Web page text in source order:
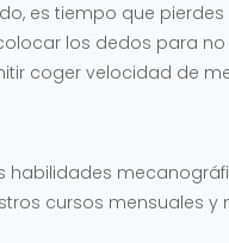
es tiempo que
los dedos para
coger velocidad de
cursos mensuales y